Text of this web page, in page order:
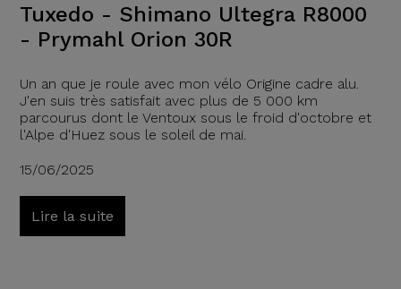
Tuxedo - Shimano Ultegra R8000
- Prymahl Orion 30R
Un an que je roule avec mon vélo Origine cadre alu.
J'en suis très satisfait avec plus de 5 000 km
parcourus dont le Ventoux sous le froid d'octobre et
l'Alpe d'Huez sous le soleil de mai.
15/06/2025
Lire la suite